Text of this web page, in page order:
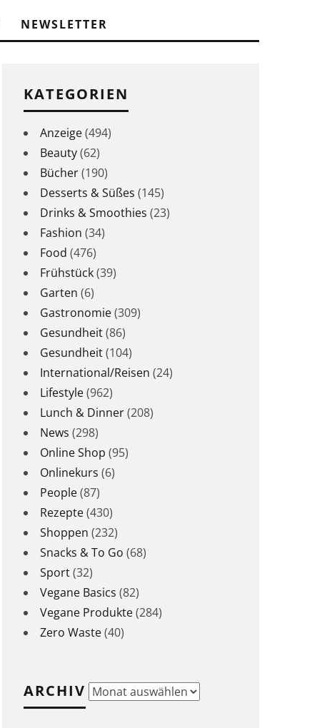
NEWSLETTER
KATEGORIEN
Anzeige(494)
Beauty(62)
Bücher(190)
Desserts & Süßes (145)
Drinks & Smoothies (23)
Fashion (34)
Food (476)
Frühstück(39)
Garten (6)
Gastronomie(309)
Gesundheit(86)
Gesundheit(104)
International/Reisen (24)
Lifestyle(962)
Lunch & Dinner(208)
News (298)
Online Shop (95)
Onlinekurs (6)
People(87)
Rezepte(430)
Shoppen (232)
Snacks & To Go (68)
Sport(32)
Vegane Basics (82)
Vegane Produkte(284)
Zero Waste(40)
ARCHIV Archiv